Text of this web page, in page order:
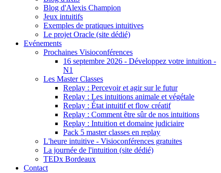
Blog d'Alexis Champion
Jeux intuitifs
Exemples de pratiques intuitives
Le projet Oracle (site dédié)
Evénements
Prochaines Visioconférences
16 septembre 2026 - Développez votre intuition -
N1
Les Master Classes
Replay : Percevoir et agir sur le futur
Replay : Les intuitions animale et végétale
Replay : État intuitif et flow créatif
Replay : Comment être sûr de nos intuitions
Replay : Intuition et domaine judiciaire
Pack 5 master classes en replay
L'heure intuitive - Visioconférences gratuites
La journée de l'intuition (site dédié)
TEDx Bordeaux
Contact